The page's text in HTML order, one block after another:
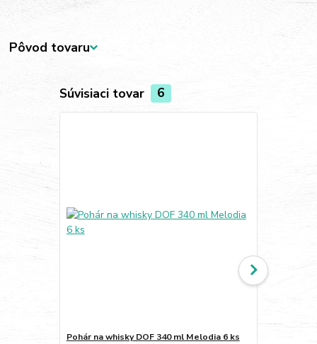
Pôvod tovaru
Súvisiaci tovar 6
Pohár na whisky DOF 340 ml Melodia 6 ks